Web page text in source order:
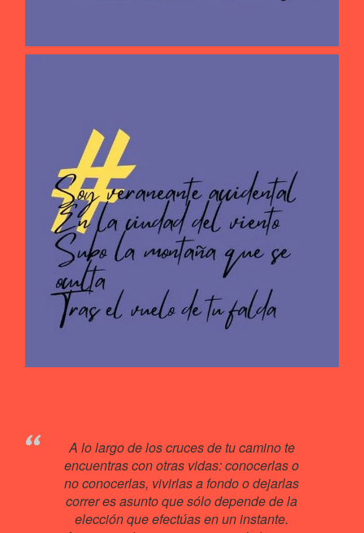
A lo largo de los cruces de tu camino te
encuentras con otras vidas: conocerlas o
no conocerlas, vivirlas a fondo o dejarlas
correr es asunto que sólo depende de la
elección que efectúas en un instante.